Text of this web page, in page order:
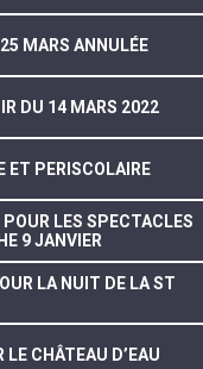
MARS ANNULÉE
DU 14 MARS 2022
ET PERISCOLAIRE
LES SPECTACLES
9 JANVIER
LA NUIT DE LA ST
CHÂTEAU D’EAU